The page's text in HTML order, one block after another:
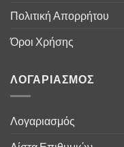
Πολιτική Απορρήτου
Όροι Χρήσης
ΛΟΓΑΡΙΑΣΜΟΣ
Λογαριασμός